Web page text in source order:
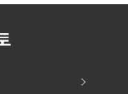
서비스로 승부”